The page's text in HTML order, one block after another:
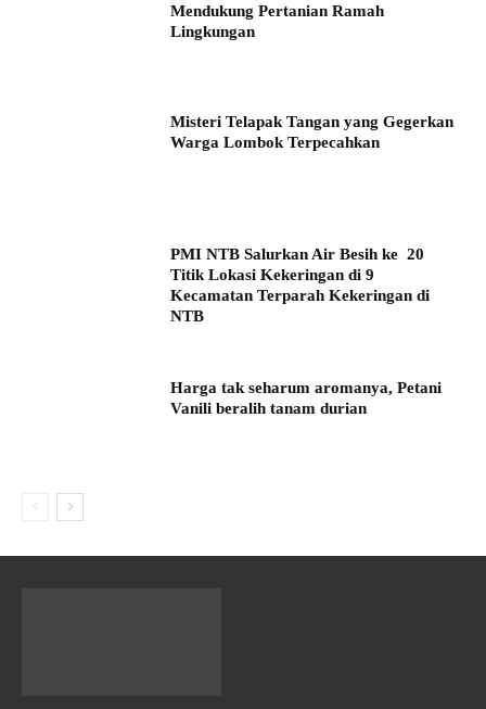
Mendukung Pertanian Ramah
Lingkungan
Misteri Telapak Tangan yang Gegerkan
Warga Lombok Terpecahkan
PMI NTB Salurkan Air Besih ke 20
Titik Lokasi Kekeringan di 9
Kecamatan Terparah Kekeringan di
NTB
Harga tak seharum aromanya, Petani
Vanili beralih tanam durian